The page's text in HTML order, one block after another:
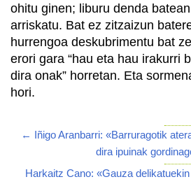
ohitu ginen; liburu denda
arriskatu. Bat ez zitzaizun
hurrengoa deskubrimentu bat
erori gara “hau eta hau irakurri
dira onak” horretan. Eta
hori.
← Iñigo Aranbarri: «Barruragotik
dira ipuinak
Harkaitz Cano: «Gauza